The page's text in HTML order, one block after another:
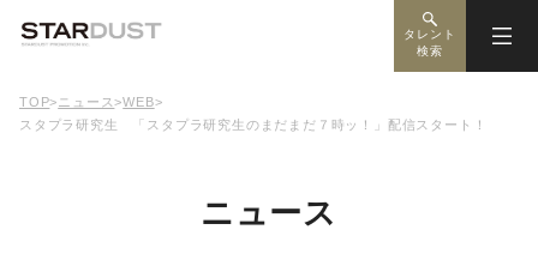
タレント
検索
TOP> ニュース>WEB>
スタプラ研究生 「スタプラ研究生のまだまだ７時ッ！」配信スタート！
ニュース